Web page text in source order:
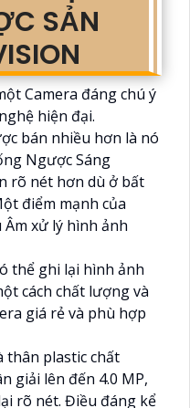
SẢN
Camera đáng chú ý
hiện đại.
bán nhiều hơn là nó
Ngược Sáng
rõ nét hơn dù ở bất
điểm mạnh của
xử lý hình ảnh
thể ghi lại hình ảnh
cách chất lượng và
giá rẻ và phù hợp
thân plastic chất
giải lên đến 4.0 MP,
rõ nét. Điều đáng kể